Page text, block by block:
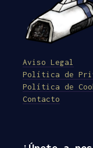
Aviso Legal
Política de
Política de
Contacto